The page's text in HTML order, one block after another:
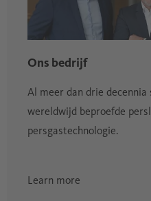
Ons bedrijf
Al meer dan drie
wereldwijd beproefde
persgastechnologie.
Learn more